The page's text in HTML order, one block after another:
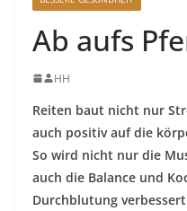
Ab aufs
HH
Reiten baut nicht nur
auch positiv auf die
So wird nicht nur die
auch die Balance und
Durchblutung